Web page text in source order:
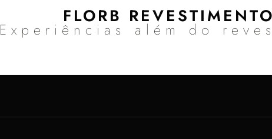
FLORB
Experiências além do